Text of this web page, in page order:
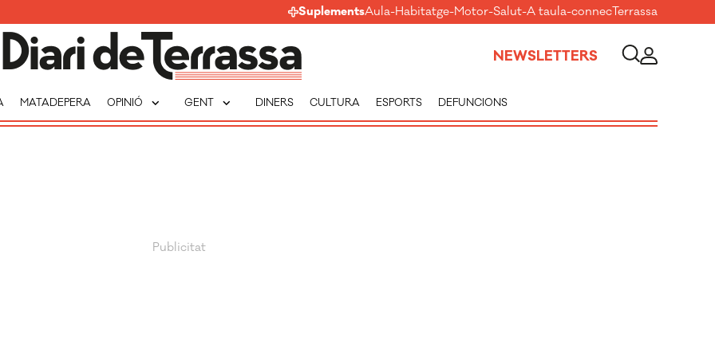
SuplementsAula-Habitatge-Motor-Salut-A taula-connecTerrassa
NEWSLETTERS
MATADEPERA OPINIÓ expand_more GENT expand_more DINERS CULTURA ESPORTS DEFUNCIONS